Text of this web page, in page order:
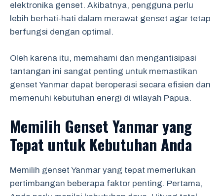
elektronika genset. Akibatnya, pengguna perlu
lebih berhati-hati dalam merawat genset agar tetap
berfungsi dengan optimal.
Oleh karena itu, memahami dan mengantisipasi
tantangan ini sangat penting untuk memastikan
genset Yanmar dapat beroperasi secara efisien dan
memenuhi kebutuhan energi di wilayah Papua.
Memilih Genset Yanmar yang
Tepat untuk Kebutuhan Anda
Memilih genset Yanmar yang tepat memerlukan
pertimbangan beberapa faktor penting. Pertama,